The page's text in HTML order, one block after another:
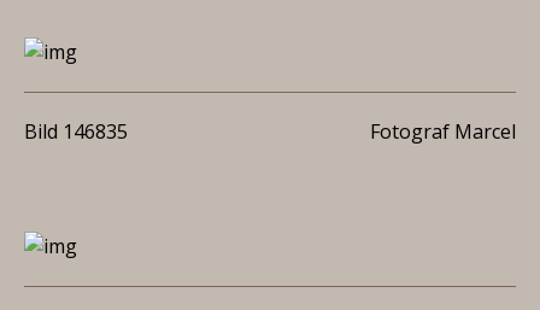
Bild 146835 Fotograf Marcel